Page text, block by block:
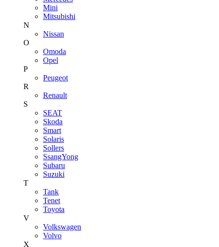
Mini
Mitsubishi
N
Nissan
O
Omoda
Opel
P
Peugeot
R
Renault
S
SEAT
Skoda
Smart
Solaris
Sollers
SsangYong
Subaru
Suzuki
T
Tank
Tenet
Toyota
V
Volkswagen
Volvo
X